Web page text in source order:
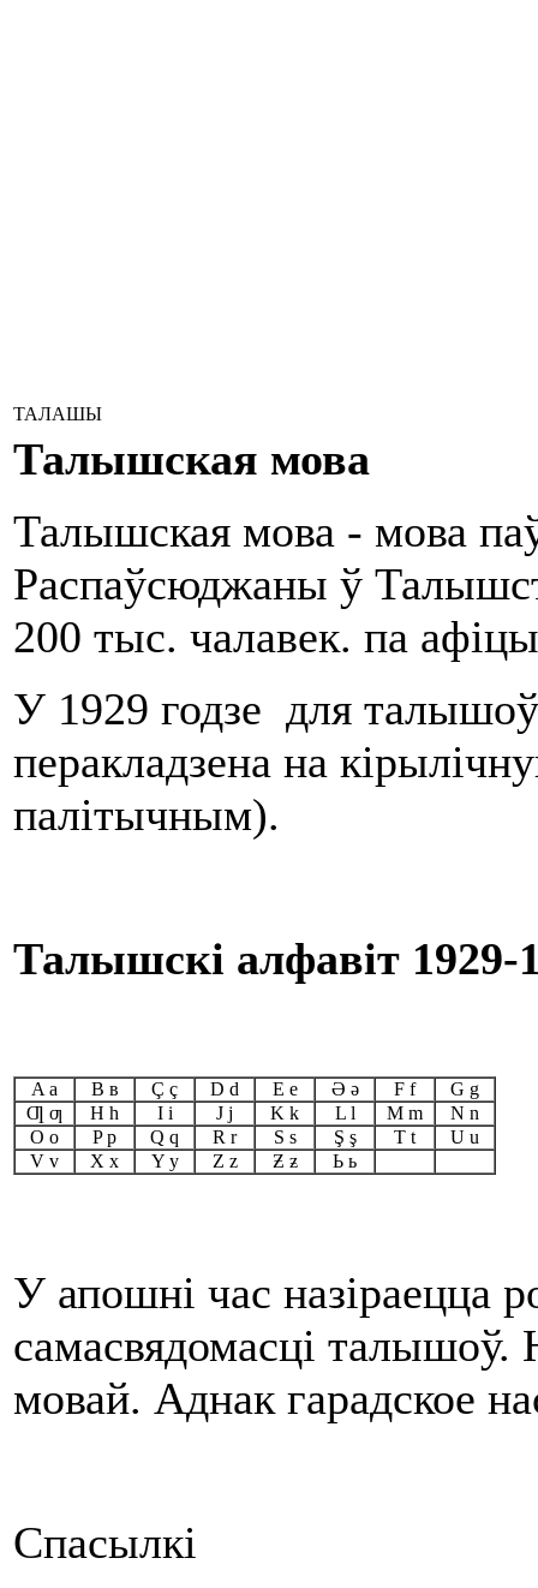
ТАЛАШЫ
Талышская мова
Талышская мова - мова
Распаўсюджаны ў
200 тыс. чалавек. па
У 1929 годзе для
перакладзена на
палітычным).
Талышскі алфавіт 1929-
A a B в Ç ç D d E e Ә ә F f
G g
Ƣ ƣ
H h I i J j K k L l M m
N n
O o
P p Q q R r S s Ş ş T t
U u
V v
X x Y y Z z Ƶ ƶ Ь ь
У апошні час назіраецца
самасвядомасці талышоў.
мовай. Аднак гарадское
Спасылкі